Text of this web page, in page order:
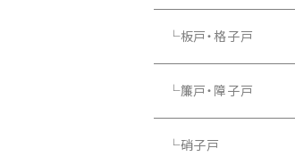
└板戸・格子戸
└簾戸・障子戸
└硝子戸